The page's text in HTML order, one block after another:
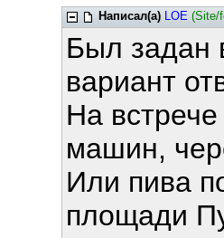
Написал(а) LOE (Site/
Был задан
вариант
На
машин,
Или пива
площади